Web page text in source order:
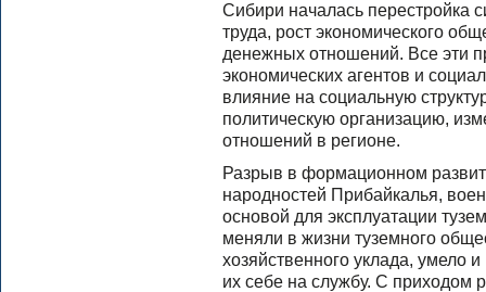
Сибири началась перестройка
труда, рост экономического
денежных отношений. Все эти
экономических агентов и
влияние на социальную
политическую организацию,
отношений в регионе.
Разрыв в формационном
народностей Прибайкалья,
основой для эксплуатации
меняли в жизни туземного
хозяйственного уклада, умело
их себе на службу. С приходом